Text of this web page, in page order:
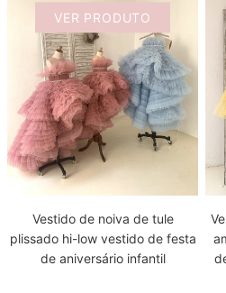
VER PRODUTO
Vestido de noiva de tule
plissado hi-low vestido de festa
de aniversário infantil